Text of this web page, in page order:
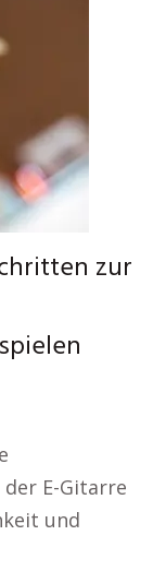
zur
E-Gitarre
und